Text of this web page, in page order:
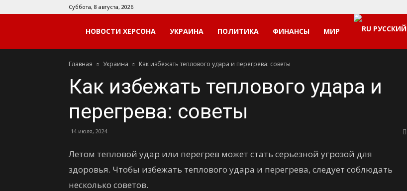
Суббота, 8 августа, 2026
Мой
Херсон
НОВОСТИ ХЕРСОНА УКРАИНА ПОЛИТИКА ФИНАНСЫ МИР РУССКИЙ
Главная Украина Как избежать теплового удара и перегрева: советы
Как избежать теплового удара и
перегрева: советы
14 июля, 2024
Летом тепловой удар или перегрев может стать серьезной угрозой для
здоровья. Чтобы избежать теплового удара и перегрева, следует соблюдать
несколько советов.